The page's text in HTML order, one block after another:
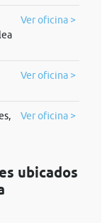
Ver oficina >
Ver oficina >
Ver oficina >
ubicados